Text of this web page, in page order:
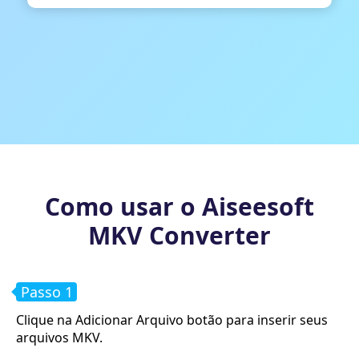
Como usar o Aiseesoft
MKV Converter
Passo 1
Clique na Adicionar Arquivo botão para inserir seus
arquivos MKV.